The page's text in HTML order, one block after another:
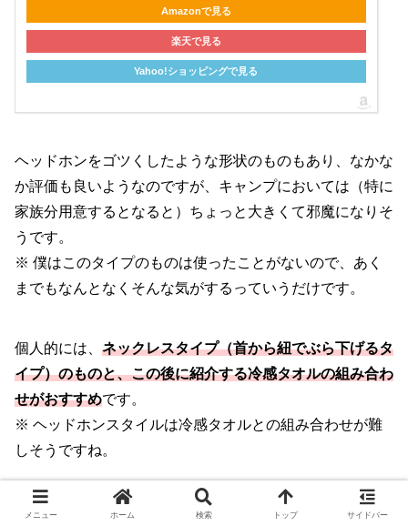
Amazonで見る
楽天で見る
Yahoo!ショッピングで見る
ヘッドホンをゴツくしたような形状のものもあり、なかな
か評価も良いようなのですが、キャンプにおいては（特に
家族分用意するとなると）ちょっと大きくて邪魔になりそ
うです。
※ 僕はこのタイプのものは使ったことがないので、あく
までもなんとなくそんな気がするっていうだけです。
個人的には、 ネックレスタイプ（首から紐でぶら下げるタ
イプ）のものと、この後に紹介する冷感タオルの組み合わ
せがおすすめです。
※ ヘッドホンスタイルは冷感タオルとの組み合わせが難
しそうですね。
冷感タオル
メニュー ホーム 検索 トップ サイドバー